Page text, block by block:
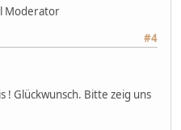
Moderator
#4
! Glückwunsch. Bitte zeig uns